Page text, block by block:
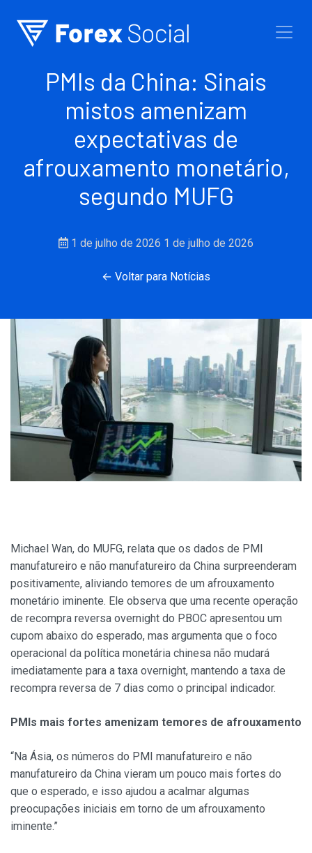
PMIs da China: Sinais
mistos amenizam
expectativas de
afrouxamento monetário,
segundo MUFG
1 de julho de 2026 1 de julho de 2026
← Voltar para Notícias
Michael Wan, do MUFG, relata que os dados de PMI
manufatureiro e não manufatureiro da China surpreenderam
positivamente, aliviando temores de um afrouxamento
monetário iminente. Ele observa que uma recente operação
de recompra reversa overnight do PBOC apresentou um
cupom abaixo do esperado, mas argumenta que o foco
operacional da política monetária chinesa não mudará
imediatamente para a taxa overnight, mantendo a taxa de
recompra reversa de 7 dias como o principal indicador.
PMIs mais fortes amenizam temores de afrouxamento
“Na Ásia, os números do PMI manufatureiro e não
manufatureiro da China vieram um pouco mais fortes do
que o esperado, e isso ajudou a acalmar algumas
preocupações iniciais em torno de um afrouxamento
iminente.”